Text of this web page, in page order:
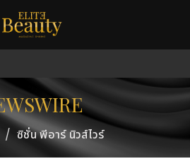
/ ซิชั่น พีอาร์ นิวส์ไวร์